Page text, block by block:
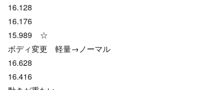
16.128
16.176
15.989 ☆
ボディ変更 軽量→ノーマル
16.628
16.416